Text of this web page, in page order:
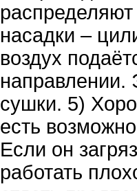
насадки –
воздух
сушки. 5)
есть
Если он
работать